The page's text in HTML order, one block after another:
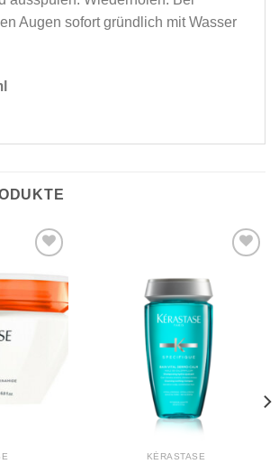
Augen sofort gründlich mit Wasser
Wunschliste
hinzufügen
Wunschliste
hinzufügen
KÉRASTASE